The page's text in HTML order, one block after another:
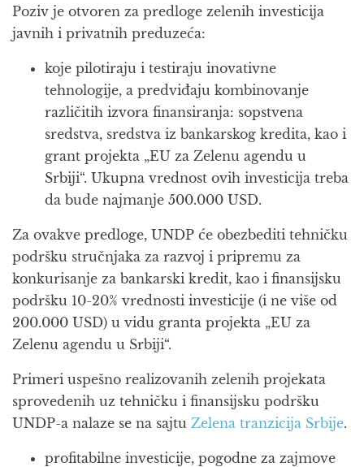
Poziv je otvoren za predloge zelenih investicija
javnih i privatnih preduzeća:
koje pilotiraju i testiraju inovativne
tehnologije, a predviđaju kombinovanje
različitih izvora finansiranja: sopstvena
sredstva, sredstva iz bankarskog kredita, kao i
grant projekta „EU za Zelenu agendu u
Srbiji“. Ukupna vrednost ovih investicija treba
da bude najmanje 500.000 USD.
Za ovakve predloge, UNDP će obezbediti tehničku
podršku stručnjaka za razvoj i pripremu za
konkurisanje za bankarski kredit, kao i finansijsku
podršku 10-20% vrednosti investicije (i ne više od
200.000 USD) u vidu granta projekta „EU za
Zelenu agendu u Srbiji“.
Primeri uspešno realizovanih zelenih projekata
sprovedenih uz tehničku i finansijsku podršku
UNDP-a nalaze se na sajtu Zelena tranzicija Srbije.
profitabilne investicije, pogodne za zajmove